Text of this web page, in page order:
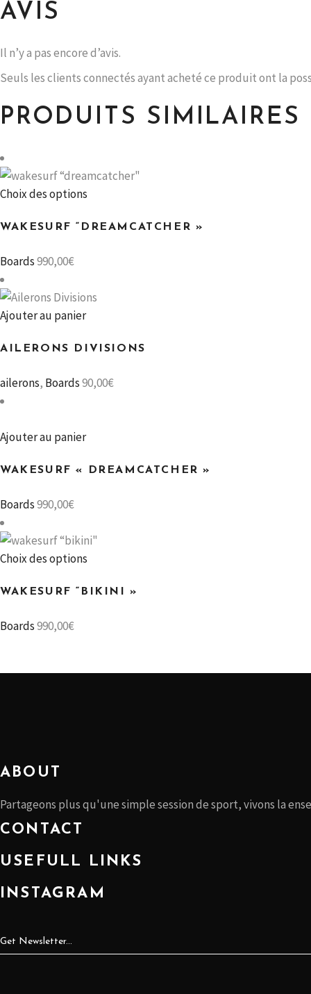
AVIS
Il n’y a pas encore d’avis.
Seuls les clients connectés ayant acheté ce produit ont la
PRODUITS SIMILAIRES
Choix des options
a
options
choisies
la
WAKESURF “DREAMCATCHER »
Boards990,00€
Ajouter au panier
AILERONS DIVISIONS
ailerons, Boards90,00€
Ajouter au panier
WAKESURF « DREAMCATCHER »
Boards990,00€
Choix des options
a
produit
WAKESURF “BIKINI »
Boards990,00€
ABOUT
Partageons plus qu'une simple session de sport, vivons la
CONTACT
USEFULL LINKS
INSTAGRAM